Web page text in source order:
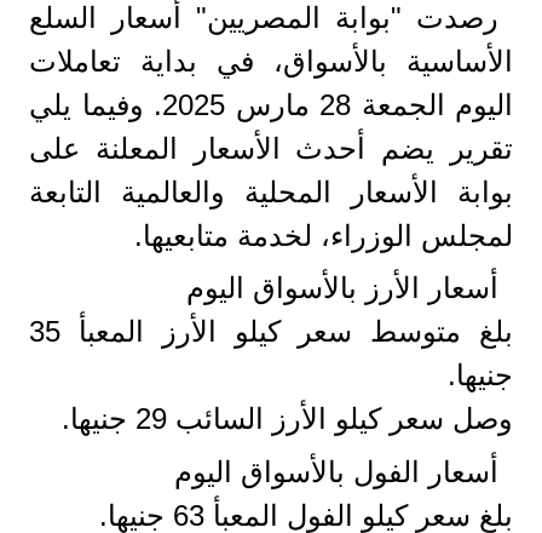
رصدت "بوابة المصريين" أسعار السلع
الأساسية بالأسواق، في بداية تعاملات
اليوم الجمعة 28 مارس 2025. وفيما يلي
تقرير يضم أحدث الأسعار المعلنة على
بوابة الأسعار المحلية والعالمية التابعة
لمجلس الوزراء، لخدمة متابعيها.
أسعار الأرز بالأسواق اليوم
بلغ متوسط سعر كيلو الأرز المعبأ 35
جنيها.
وصل سعر كيلو الأرز السائب 29 جنيها.
أسعار الفول بالأسواق اليوم
بلغ سعر كيلو الفول المعبأ 63 جنيها.